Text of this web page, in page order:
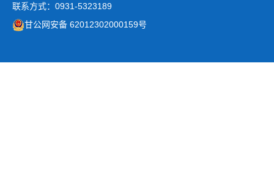
联系方式：0931-5323189
甘公网安备 62012302000159号